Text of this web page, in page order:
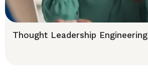
Thought Leadership Engineering